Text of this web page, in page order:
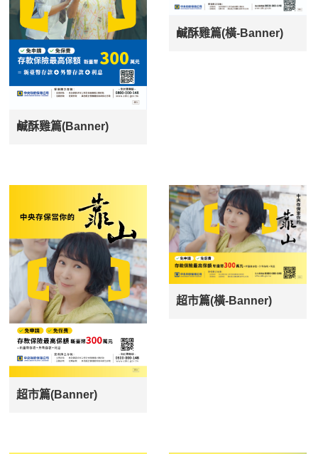
鹹酥雞篇(Banner)
鹹酥雞篇(橫-Banner)
超市篇(Banner)
超市篇(橫-Banner)